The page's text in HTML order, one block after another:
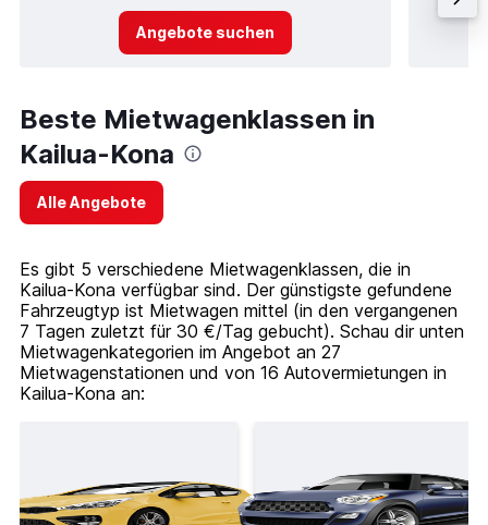
Angebote suchen
Beste Mietwagenklassen in
Kailua-Kona
Alle Angebote
Es gibt 5 verschiedene Mietwagenklassen, die in
Kailua-Kona verfügbar sind. Der günstigste gefundene
Fahrzeugtyp ist Mietwagen mittel (in den vergangenen
7 Tagen zuletzt für 30 €/Tag gebucht). Schau dir unten
Mietwagenkategorien im Angebot an 27
Mietwagenstationen und von 16 Autovermietungen in
Kailua-Kona an: